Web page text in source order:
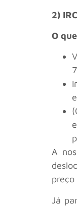
2)
O
A
Já